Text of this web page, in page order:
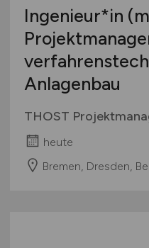
Ingenieur*in
Anlagenbau
THOST
heute
Bremen, Dresden,